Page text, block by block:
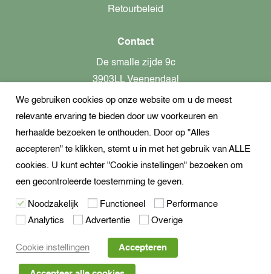
Retourbeleid
Contact
De smalle zijde 9c
3903LL Veenendaal
alleen op afspraak aanwezig!
KvK-nummer: 82366799
Btw-nummer: nl862437301B01
info@dekampeerspecialist.nl
We gebruiken cookies op onze website om u de meest
relevante ervaring te bieden door uw voorkeuren en
herhaalde bezoeken te onthouden. Door op "Alles
accepteren" te klikken, stemt u in met het gebruik van ALLE
cookies. U kunt echter "Cookie instellingen" bezoeken om
een gecontroleerde toestemming te geven.
Noodzakelijk Functioneel
Performance
Analytics
Advertentie Overige
Cookie instellingen Accepteren